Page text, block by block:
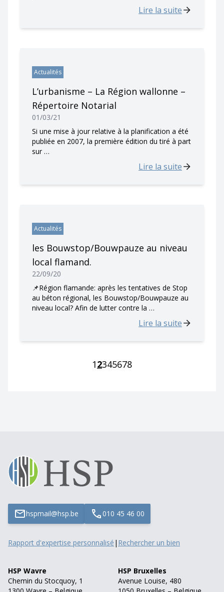
Lire la suite
Actualités
L’urbanisme – La Région wallonne –
Répertoire Notarial
01/03/21
Si une mise à jour relative à la planification a été
publiée en 2007, la première édition du tiré à part
sur …
Lire la suite
Actualités
les Bouwstop/Bouwpauze au niveau
local flamand.
22/09/20
📌Région flamande: après les tentatives de Stop
au béton régional, les Bouwstop/Bouwpauze au
niveau local? Afin de lutter contre la …
Lire la suite
12345678
hspmail@hsp.be 010 45 46 00
Rapport d'expertise personnalisé | Rechercher un bien
HSP Wavre
Chemin du Stocquoy, 1
HSP Bruxelles
Avenue Louise, 480